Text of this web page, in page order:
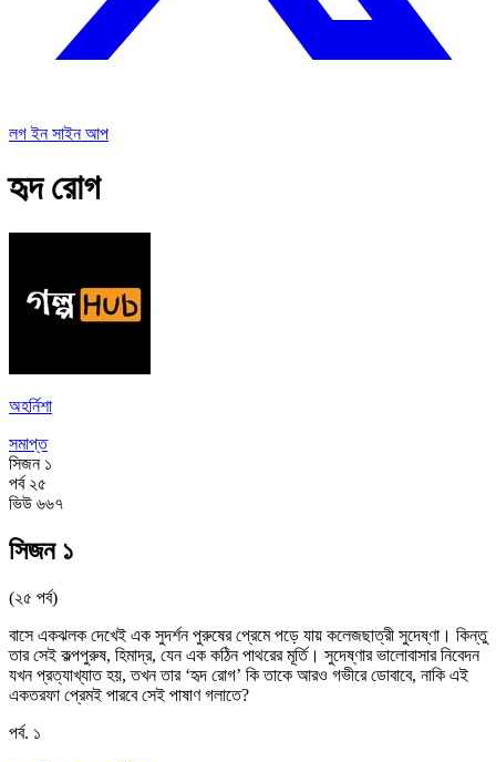
লগ ইনসাইন আপ
হৃদ রোগ
অহর্নিশা
সমাপ্ত
সিজন ১
পর্ব ২৫
ভিউ ৬৬৭
সিজন ১
(২৫ পর্ব)
বাসে একঝলক দেখেই এক সুদর্শন পুরুষের প্রেমে পড়ে যায় কলেজছাত্রী সুদেষ্ণা। কিন্তু
তার সেই কল্পপুরুষ, হিমাদ্র, যেন এক কঠিন পাথরের মূর্তি। সুদেষ্ণার ভালোবাসার নিবেদন
যখন প্রত্যাখ্যাত হয়, তখন তার ‘হৃদ রোগ’ কি তাকে আরও গভীরে ডোবাবে, নাকি এই
একতরফা প্রেমই পারবে সেই পাষাণ গলাতে?
পর্ব. ১